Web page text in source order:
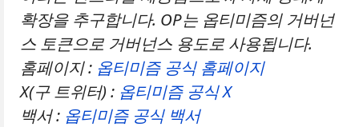
확장을 추구합니다. OP는 옵티미즘의 거버넌
스 토큰으로 거버넌스 용도로 사용됩니다.
홈페이지 : 옵티미즘 공식 홈페이지
X(구 트위터) : 옵티미즘 공식 X
백서 : 옵티미즘 공식 백서